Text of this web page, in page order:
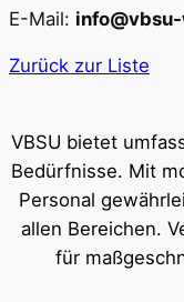
E-Mail:
Zurück zur Liste
VBSU bietet
Bedürfnisse. Mit
Personal
allen Bereichen.
für